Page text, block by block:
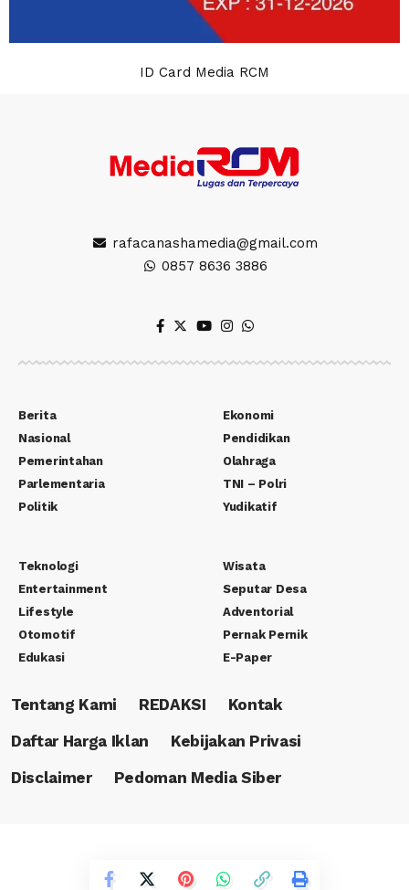
ID Card Media RCM
rafacanashamedia@gmail.com
0857 8636 3886
Berita
Nasional
Pemerintahan
Parlementaria
Politik
Ekonomi
Pendidikan
Olahraga
TNI – Polri
Yudikatif
Teknologi
Entertainment
Lifestyle
Otomotif
Edukasi
Wisata
Seputar Desa
Adventorial
Pernak Pernik
E-Paper
Tentang Kami REDAKSI
Kontak
Daftar Harga Iklan
Kebijakan Privasi
Disclaimer
Pedoman Media Siber
Copyright © 2023 PT. Rafa Canasha Media